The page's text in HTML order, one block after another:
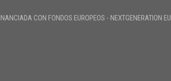
CON FONDOS EUROPEOS - NEXTGENERATION EU